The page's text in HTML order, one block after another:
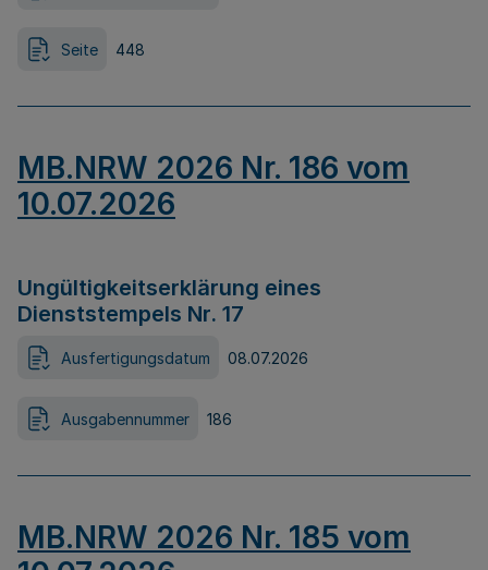
Seite 448
MB.NRW 2026 Nr. 186 vom
10.07.2026
Ungültigkeitserklärung eines
Dienststempels Nr. 17
Ausfertigungsdatum 08.07.2026
Ausgabennummer 186
MB.NRW 2026 Nr. 185 vom